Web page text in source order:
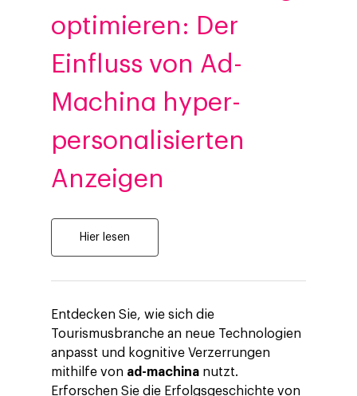
optimieren: Der
Einfluss von Ad-
Machina hyper-
personalisierten
Anzeigen
Hier lesen
Entdecken Sie, wie sich die
Tourismusbranche an neue Technologien
anpasst und kognitive Verzerrungen
mithilfe von ad-machina nutzt.
Erforschen Sie die Erfolgsgeschichte von